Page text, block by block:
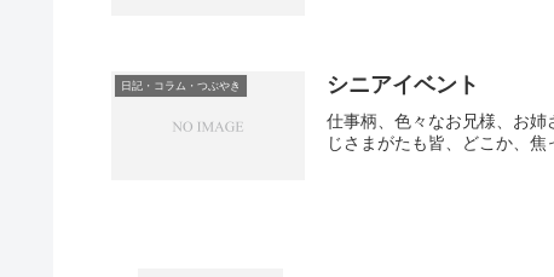
日記・コラム・つぶやき シニアイベント
仕事柄、色々なお兄様、お
じさまがたも皆、どこか、